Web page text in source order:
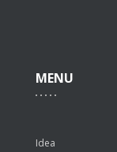
MENU
Idea